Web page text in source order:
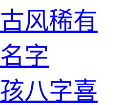
风稀有
字
八字喜